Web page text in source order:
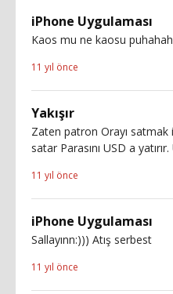
iPhone Uygulaması
Kaos mu ne kaosu
11 yıl önce
Yakışır
Zaten patron Orayı satmak
satar Parasını USD a
11 yıl önce
iPhone Uygulaması
Sallayınn:))) Atış serbest
11 yıl önce